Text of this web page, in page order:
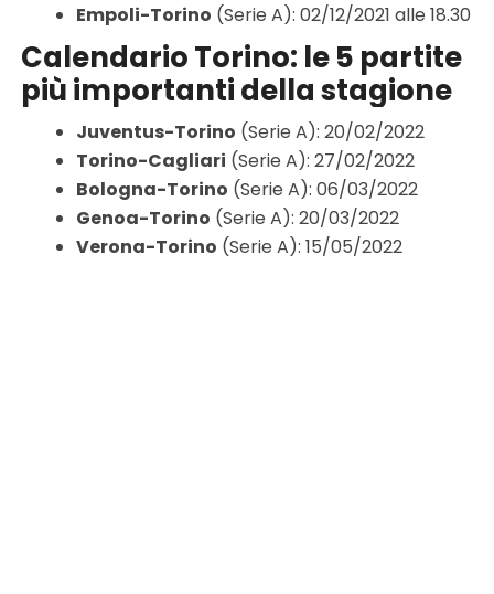
Empoli-Torino (Serie A): 02/12/2021 alle 18.30
Calendario Torino: le 5 partite
più importanti della stagione
Juventus-Torino (Serie A): 20/02/2022
Torino-Cagliari (Serie A): 27/02/2022
Bologna-Torino (Serie A): 06/03/2022
Genoa-Torino (Serie A): 20/03/2022
Verona-Torino (Serie A): 15/05/2022